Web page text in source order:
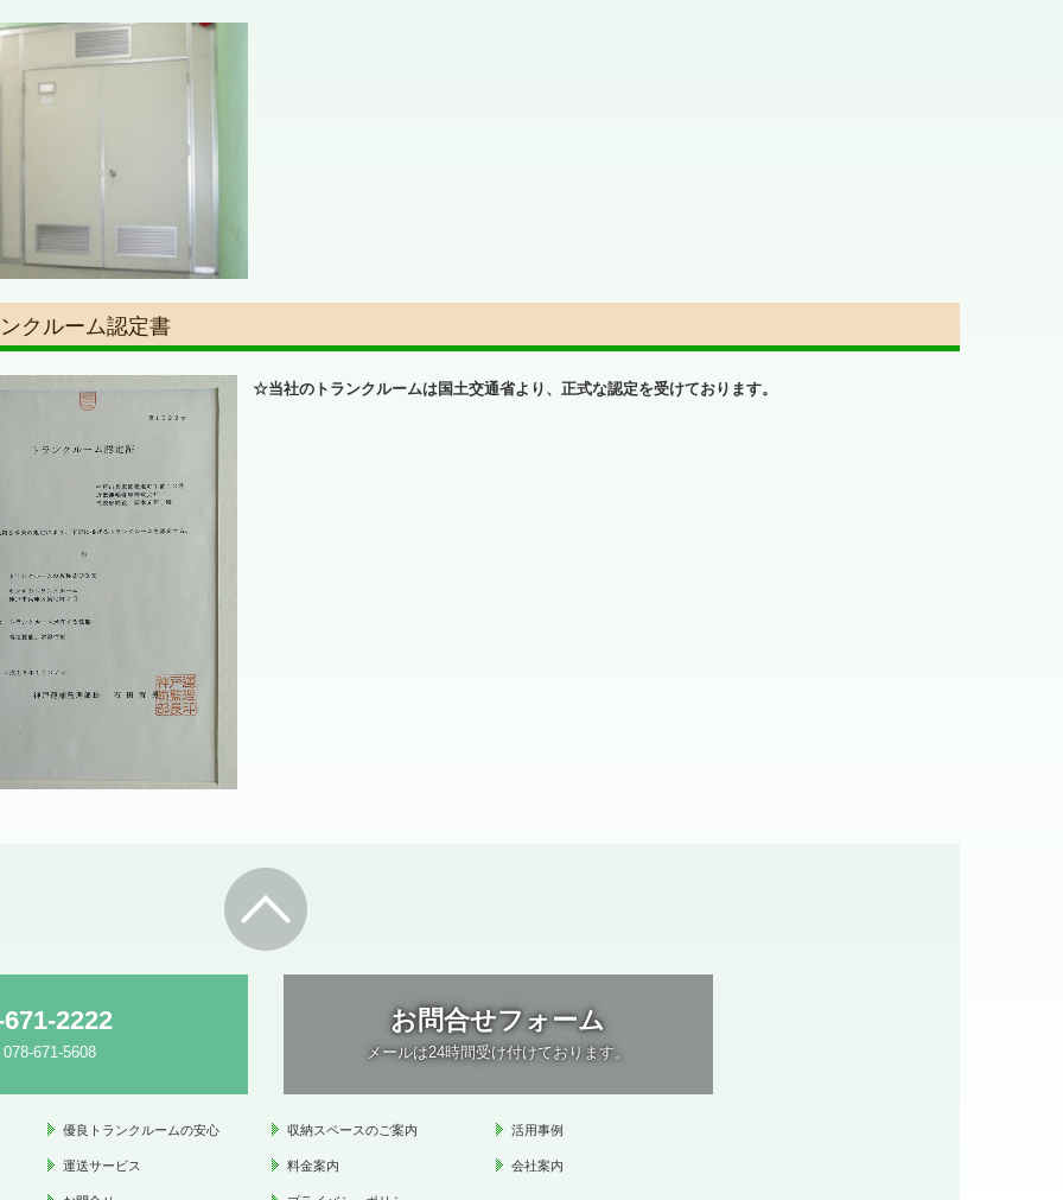
クルーム認定書
☆当社のトランクルームは国土交通省より、正式な認定を受けております。
2222
671-5608
お問合せフォーム
メールは24時間受け付けております。
優良トランクルームの安心 収納スペースのご案内 活用事例
運送サービス 料金案内 会社案内